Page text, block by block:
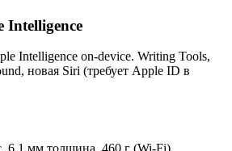
Intelligence
Intelligence on-device. Writing Tools,
новая Siri (требует Apple ID в
мм толщина, 460 г (Wi-Fi).